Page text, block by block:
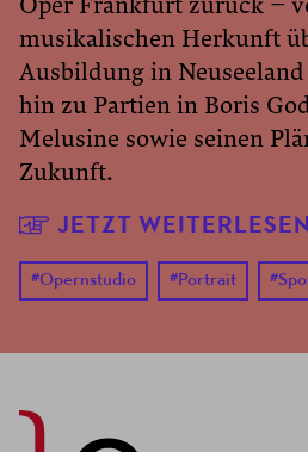
Oper Frankfurt zurück –
musikalischen Herkunft
Ausbildung in
hin zu Partien in Boris
Melusine sowie seinen
Zukunft.
JETZT WEITERLESEN
#Opernstudio #Portrait #